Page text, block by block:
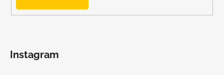
Instagram